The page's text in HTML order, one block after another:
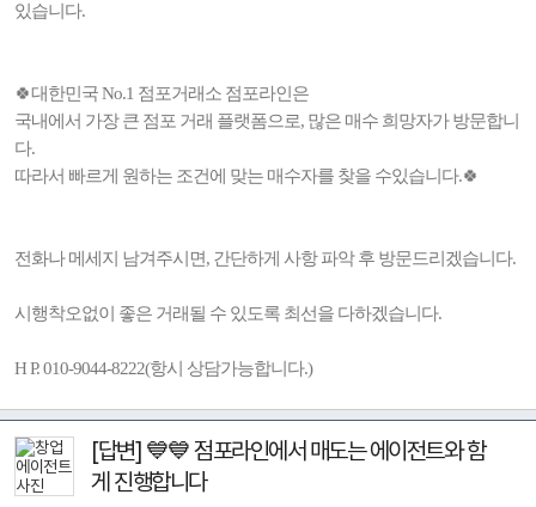
있습니다.
🍀대한민국 No.1 점포거래소 점포라인은
국내에서 가장 큰 점포 거래 플랫폼으로, 많은 매수 희망자가 방문합니
다.
따라서 빠르게 원하는 조건에 맞는 매수자를 찾을 수있습니다.🍀
전화나 메세지 남겨주시면, 간단하게 사항 파악 후 방문드리겠습니다.
시행착오없이 좋은 거래될 수 있도록 최선을 다하겠습니다.
H P. 010-9044-8222(항시 상담가능합니다.)
[답변] 💙💙 점포라인에서 매도는 에이전트와 함
게 진행합니다